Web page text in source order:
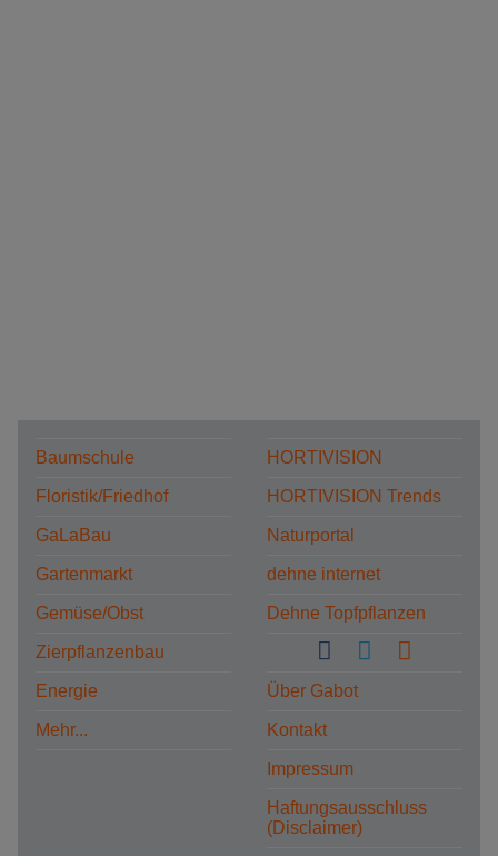
Baumschule
Floristik/Friedhof
GaLaBau
Gartenmarkt
Gemüse/Obst
Zierpflanzenbau
Energie
Mehr...
HORTIVISION
HORTIVISION Trends
Naturportal
dehne internet
Dehne Topfpflanzen
Über Gabot
Kontakt
Impressum
Haftungsausschluss
(Disclaimer)